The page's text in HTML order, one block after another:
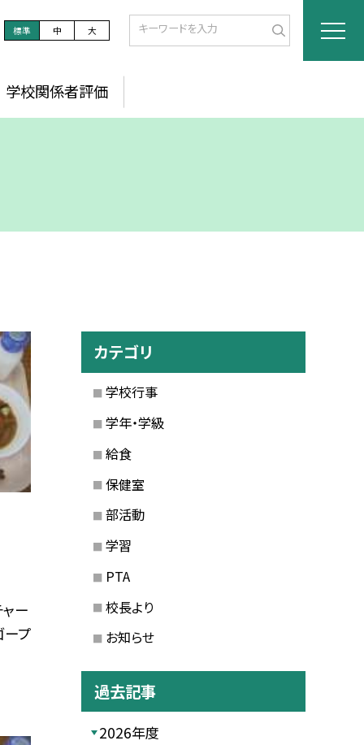
標準 中 大
学校関係者評価
ャー
ープ
カテゴリ
学校行事
学年・学級
給食
保健室
部活動
学習
PTA
校長より
お知らせ
過去記事
2026年度